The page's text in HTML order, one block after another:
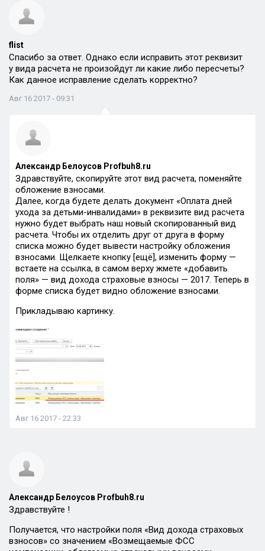
flist
Спасибо за ответ. Однако если исправить этот реквизит
у вида расчета не произойдут ли какие либо пересчеты?
Как данное исправление сделать корректно?
Авг 16 2017 - 09:31
Александр Белоусов Profbuh8.ru
Здравствуйте, скопируйте этот вид расчета, поменяйте
обложение взносами.
Далее, когда будете делать документ «Оплата дней
ухода за детьми-инвалидами» в реквизите вид расчета
нужно будет выбрать наш новый скопированный вид
расчета. Чтобы их отделить друг от друга в форму
списка можно будет вывести настройку обложения
взносами. Щелкаете кнопку [ещё], изменить форму —
встаете на ссылка, в самом верху жмете «добавить
поля» — вид дохода страховые взносы — 2017. Теперь в
форме списка будет видно обложение взносами.
Прикладываю картинку.
Авг 16 2017 - 22:33
Александр Белоусов Profbuh8.ru
Здравствуйте !
Получается, что настройки поля «Вид дохода страховых
взносов» со значением «Возмещаемые ФСС